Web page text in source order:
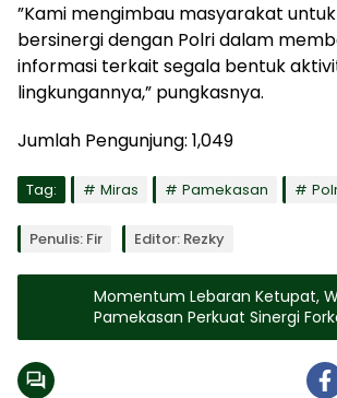
​”Kami mengimbau masyarakat
bersinergi dengan Polri dalam
informasi terkait segala bentuk
lingkungannya,” pungkasnya.
Jumlah Pengunjung: 1,049
Tag: Miras Pamekasan
Penulis: Fir Editor: Rezky
Momentum Lebaran Ketupat,
Pamekasan Perkuat Sinergi
hingga Kepala Desa